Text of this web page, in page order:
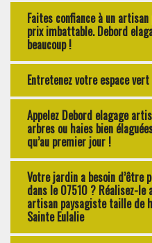
Faites confiance à un
prix imbattable. Debord
beaucoup !
Entretenez votre espace
Appelez Debord elagage
arbres ou haies bien
qu’au premier jour !
Votre jardin a besoin d’être
dans le 07510 ? Réalisez-le
artisan paysagiste taille de
Sainte Eulalie